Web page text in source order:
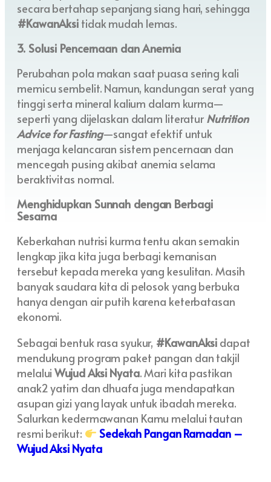
secara bertahap sepanjang siang hari, sehingga
#KawanAksi tidak mudah lemas.
3. Solusi Pencernaan dan Anemia
Perubahan pola makan saat puasa sering kali
memicu sembelit. Namun, kandungan serat yang
tinggi serta mineral kalium dalam kurma—
seperti yang dijelaskan dalam literatur Nutrition
Advice for Fasting—sangat efektif untuk
menjaga kelancaran sistem pencernaan dan
mencegah pusing akibat anemia selama
beraktivitas normal.
Menghidupkan Sunnah dengan Berbagi
Sesama
Keberkahan nutrisi kurma tentu akan semakin
lengkap jika kita juga berbagi kemanisan
tersebut kepada mereka yang kesulitan. Masih
banyak saudara kita di pelosok yang berbuka
hanya dengan air putih karena keterbatasan
ekonomi.
Sebagai bentuk rasa syukur, #KawanAksi dapat
mendukung program paket pangan dan takjil
melaluiWujud Aksi Nyata. Mari kita pastikan
anak2 yatim dan dhuafa juga mendapatkan
asupan gizi yang layak untuk ibadah mereka.
Salurkan kedermawanan Kamu melalui tautan
resmi berikut:
Sedekah Pangan Ramadan –
Wujud Aksi Nyata